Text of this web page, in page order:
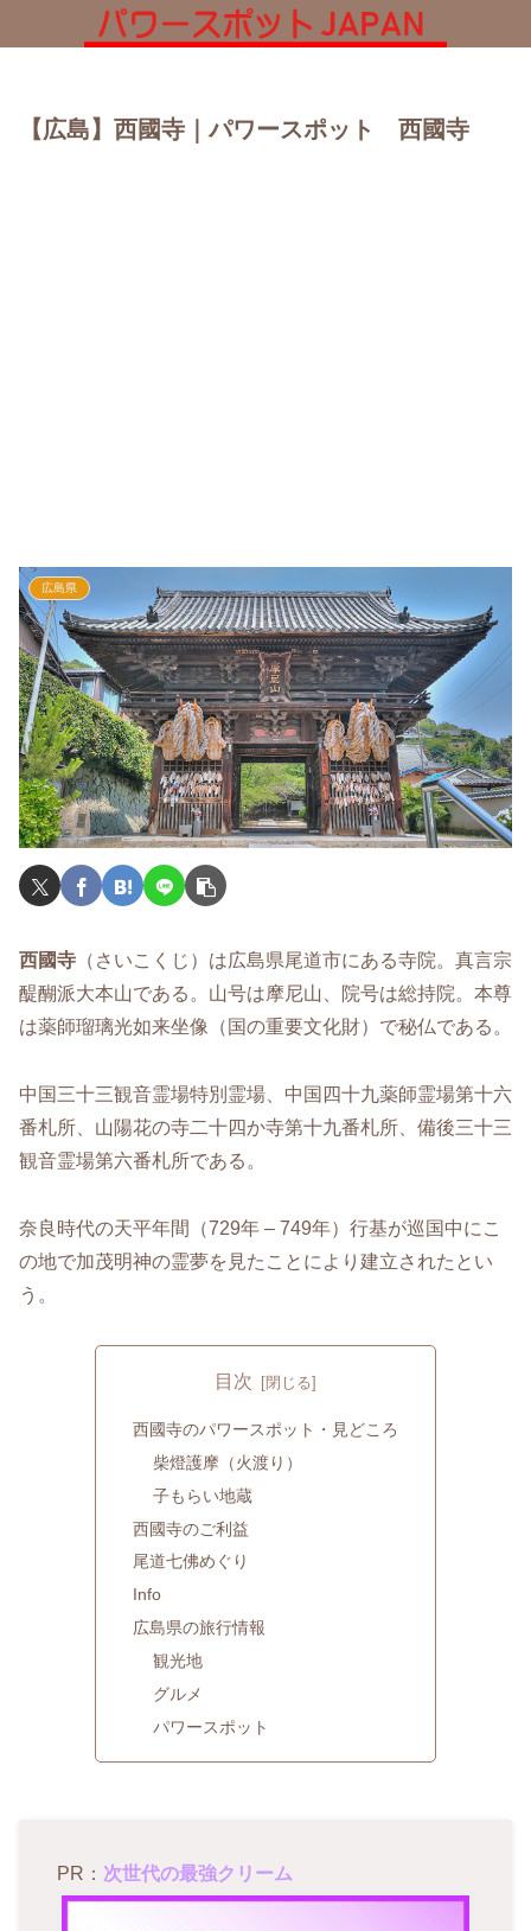
【広島】西國寺｜パワースポット 西國寺
広島県
西國寺 （さいこくじ）は広島県尾道市にある寺院。真言宗
醍醐派大本山である。山号は摩尼山、院号は総持院。本尊
は薬師瑠璃光如来坐像（国の重要文化財）で秘仏である。
中国三十三観音霊場特別霊場、中国四十九薬師霊場第十六
番札所、山陽花の寺二十四か寺第十九番札所、備後三十三
観音霊場第六番札所である。
奈良時代の天平年間（729年 – 749年）行基が巡国中にこ
の地で加茂明神の霊夢を見たことにより建立されたとい
う。
目次
西國寺のパワースポット・見どころ
柴燈護摩（火渡り）
子もらい地蔵
西國寺のご利益
尾道七佛めぐり
Info
広島県の旅行情報
観光地
グルメ
パワースポット
PR： 次世代の最強クリーム